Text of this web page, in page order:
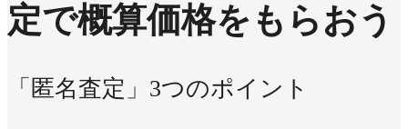
定で概算価格をもらおう
「匿名査定」3つのポイント